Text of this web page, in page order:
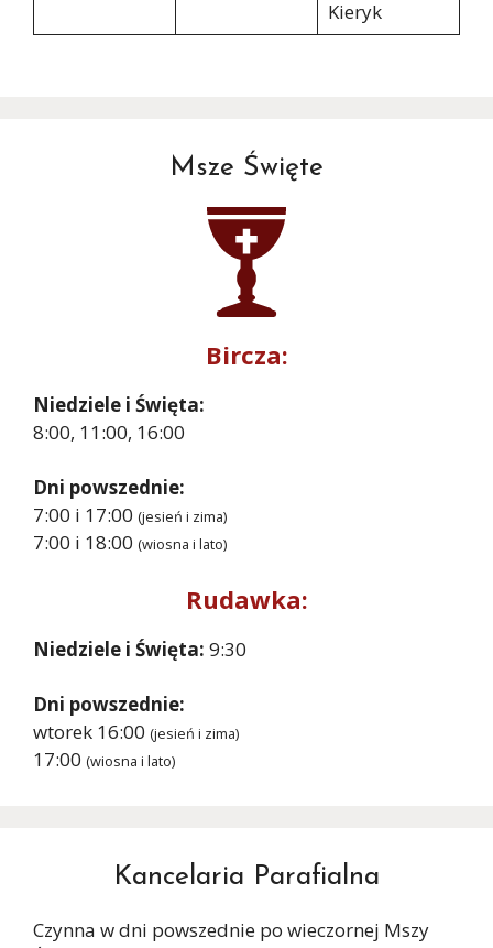
Kieryk
Msze Święte
Bircza:
Niedziele i Święta:
8:00, 11:00, 16:00
Dni powszednie:
7:00 i 17:00 (jesień i zima)
7:00 i 18:00 (wiosna i lato)
Rudawka:
Niedziele i Święta: 9:30
Dni powszednie:
wtorek 16:00 (jesień i zima)
17:00 (wiosna i lato)
Kancelaria Parafialna
Czynna w dni powszednie po wieczornej Mszy